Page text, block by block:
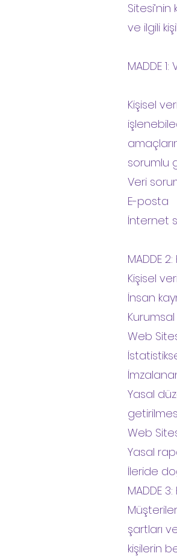
ve ilgili
MADDE 1:
Kişisel
sorumlu
Veri
E-
İnternet
MADDE 2:
Kişisel
İnsan
Web
Yasal
Web
Yasal
İleride
MADDE 3:
şartları
kişilerin